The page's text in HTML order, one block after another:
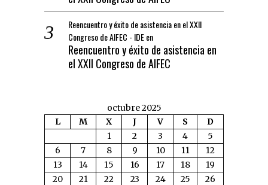
Reencuentro y éxito de asistencia en el XXII
Congreso de AIFEC - IDEen
Reencuentro y éxito de asistencia en
el XXII Congreso de AIFEC
octubre 2025
L
M X J V S
D
1
2 3 4
5
6
7 8 9 10 11
12
13
14 15 16 17 18
19
20
21 22 23 24 25
26